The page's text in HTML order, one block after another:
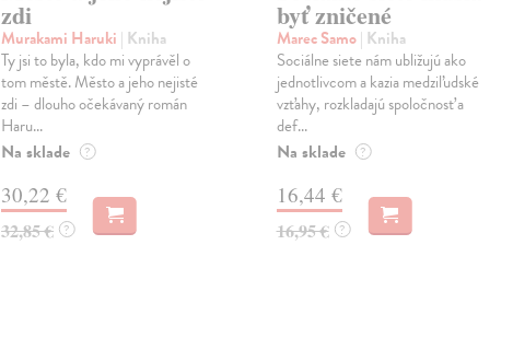
zdi
Murakami Haruki | Kniha
Ty jsi to byla, kdo mi vyprávěl o
tom městě. Město a jeho nejisté
zdi – dlouho očekávaný román
Haru...
Na sklade ?
30,22 €
32,85 € ?
byť zničené
Marec Samo| Kniha
Sociálne siete nám ubližujú ako
jednotlivcom a kazia medziľudské
vzťahy, rozkladajú spoločnosť a
def...
Na sklade ?
16,44 €
16,95 € ?